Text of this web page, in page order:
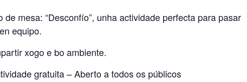
mesa: “Desconfío”, unha actividade perfecta para pasar
equipo.
xogo e bo ambiente.
gratuita – Aberto a todos os públicos